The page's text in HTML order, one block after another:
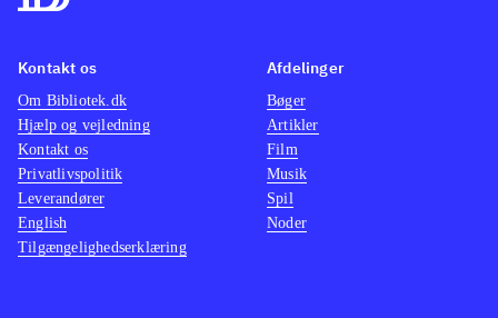
Plot- og spilmæssigt minder spillet en
Lost Planet 3 er et veludført og
spændende spil der skaber en fin
spiloplevelse, dog uden at sprænge
nogen skala. Mangler man iskolde og
ugæstfri planeter i spilsamlingen er
dette ikke et dårlig bud
Kontakt os
Om Bibliotek.dk
Hjælp og vejledning
Kontakt os
Privatlivspolitik
Leverandører
English
Tilgængelighedserklæring
Afdelinger
Bøger
Artikler
Film
Musik
Spil
Noder